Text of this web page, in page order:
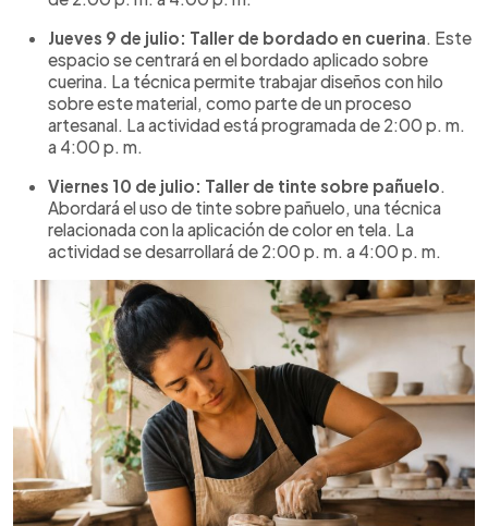
Jueves 9 de julio: Taller de bordado en cuerina. Este
espacio se centrará en el bordado aplicado sobre
cuerina. La técnica permite trabajar diseños con hilo
sobre este material, como parte de un proceso
artesanal. La actividad está programada de 2:00 p. m.
a 4:00 p. m.
Viernes 10 de julio: Taller de tinte sobre pañuelo.
Abordará el uso de tinte sobre pañuelo, una técnica
relacionada con la aplicación de color en tela. La
actividad se desarrollará de 2:00 p. m. a 4:00 p. m.